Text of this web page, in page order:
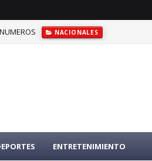
NACIONALES
DE SEGURO PÚBLICO EN N.Y.
ENTRETENIMIENTO